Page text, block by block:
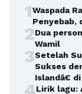
1Waspada
Penyebab,
2Dua
Wamil
3Setelah
Sukses
Islandâ€
4Lirik lagu: